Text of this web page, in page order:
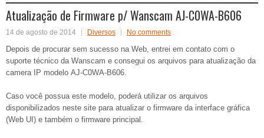
Atualização de Firmware p/ Wanscam AJ-C0WA-B606
14 de agosto de 2014 Diversos No comments
Depois de procurar sem sucesso na Web, entrei em contato com o
suporte técnico da Wanscam e consegui os arquivos para atualização da
camera IP modelo AJ-C0WA-B606.
Caso você possua este modelo, poderá utilizar os arquivos
disponibilizados neste site para atualizar o firmware da interface gráfica
(Web UI) e também o firmware principal.